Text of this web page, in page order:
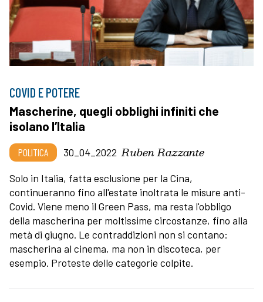
COVID E POTERE
Mascherine, quegli obblighi infiniti che
isolano l’Italia
POLITICA 30_04_2022 Ruben Razzante
Solo in Italia, fatta esclusione per la Cina,
continueranno fino all'estate inoltrata le misure anti-
Covid. Viene meno il Green Pass, ma resta l'obbligo
della mascherina per moltissime circostanze, fino alla
metà di giugno. Le contraddizioni non si contano:
mascherina al cinema, ma non in discoteca, per
esempio. Proteste delle categorie colpite.